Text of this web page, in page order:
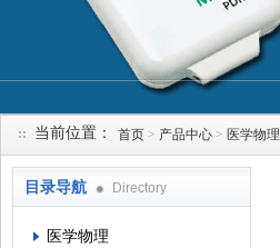
当前位置： 首页 > 产品中心 > 医学物理
目录导航 Directory
医学物理